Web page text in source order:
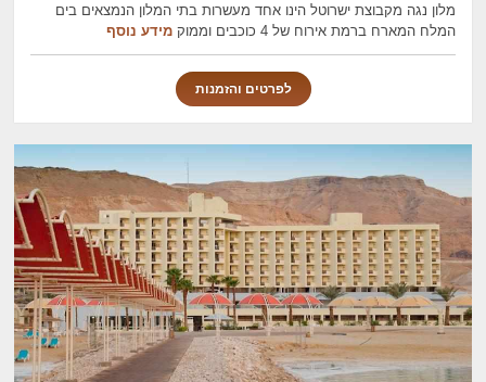
מלון נגה מקבוצת ישרוטל הינו אחד מעשרות בתי המלון הנמצאים בים
המלח המארח ברמת אירוח של 4 כוכבים וממוק
מידע נוסף
לפרטים והזמנות